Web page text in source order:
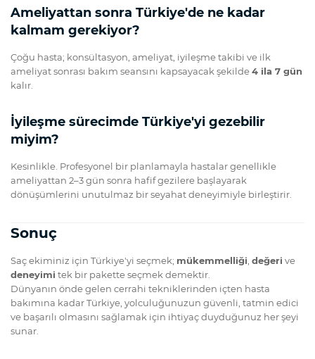
Ameliyattan sonra Türkiye'de ne kadar
kalmam gerekiyor?
Çoğu hasta; konsültasyon, ameliyat, iyileşme takibi ve ilk
ameliyat sonrası bakım seansını kapsayacak şekilde4 ila 7 gün
kalır.
İyileşme sürecimde Türkiye'yi gezebilir
miyim?
Kesinlikle. Profesyonel bir planlamayla hastalar genellikle
ameliyattan 2–3 gün sonra hafif gezilere başlayarak
dönüşümlerini unutulmaz bir seyahat deneyimiyle birleştirir.
Sonuç
Saç ekiminiz için Türkiye'yi seçmek; mükemmelliği değeri ve
deneyimi tek bir pakette seçmek demektir.
Dünyanın önde gelen cerrahi tekniklerinden içten hasta
bakımına kadar Türkiye, yolculuğunuzun güvenli, tatmin edici
ve başarılı olmasını sağlamak için ihtiyaç duyduğunuz her şeyi
sunar.